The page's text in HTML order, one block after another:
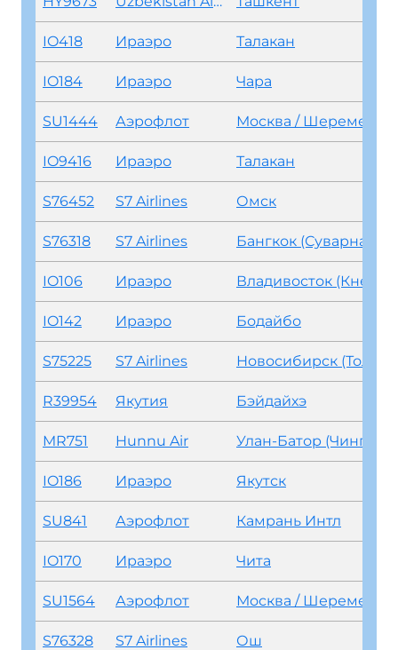
IO418 Ираэро Талакан
IO184 Ираэро Чара
SU1444 Аэрофлот
IO9416 Ираэро Талакан
S76452 S7 Airlines Омск
S76318 S7 Airlines
IO106 Ираэро
IO142 Ираэро Бодайбо
S75225 S7 Airlines
R39954 Якутия Бэйдайхэ
MR751 Hunnu Air
IO186 Ираэро Якутск
SU841 Аэрофлот Камрань Интл
IO170 Ираэро Чита
SU1564 Аэрофлот
S76328 S7 Airlines Ош